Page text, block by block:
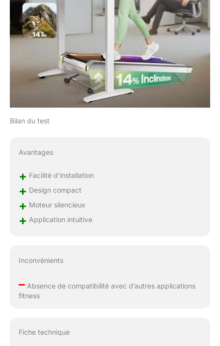
Bilan du test
Avantages
+ Facilité d’installation
+ Design compact
+ Moteur silencieux
+ Application intuitive
Inconvénients
–Absence de compatibilité avec d’autres applications
fitness
Fiche technique